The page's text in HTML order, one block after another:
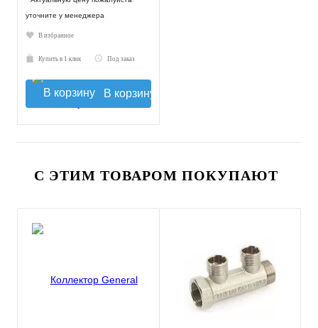
уточните у менеджера
В избранное
Купить в 1 клик Под заказ
В корзину
С ЭТИМ ТОВАРОМ ПОКУПАЮТ